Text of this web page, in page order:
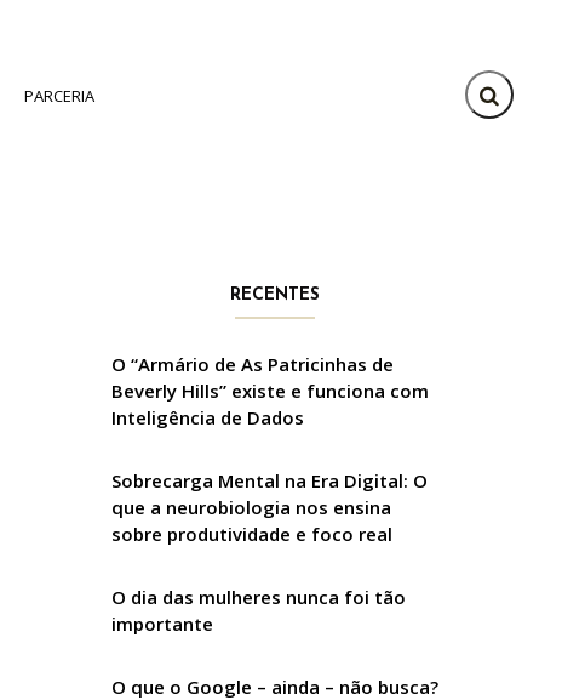
PARCERIA
RECENTES
O “Armário de As Patricinhas de
Beverly Hills” existe e funciona com
Inteligência de Dados
Sobrecarga Mental na Era Digital: O
que a neurobiologia nos ensina
sobre produtividade e foco real
O dia das mulheres nunca foi tão
importante
O que o Google – ainda – não busca?